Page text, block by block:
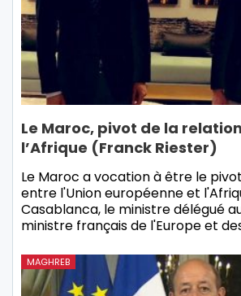
Le Maroc, pivot de la
l’Afrique (Franck Riester)
Le Maroc a vocation à être le
entre l'Union européenne et
Casablanca, le ministre délégué
ministre français de l'Europe et
MAGHREB